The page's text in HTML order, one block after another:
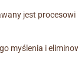
jest procesowi
myślenia i